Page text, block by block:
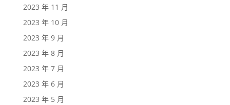
2023 年 11 月
2023 年 10 月
2023 年 9 月
2023 年 8 月
2023 年 7 月
2023 年 6 月
2023 年 5 月